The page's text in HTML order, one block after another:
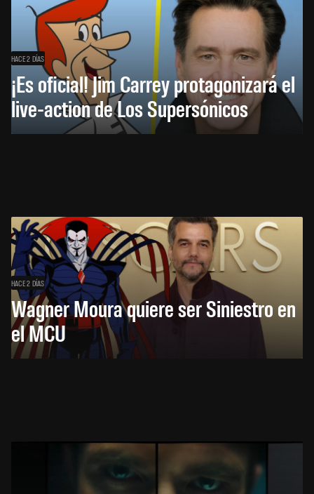
HACE 2 DÍAS
¡Es oficial! Jim Carrey protagonizará el
live-action de Los Supersónicos
HACE 2 DÍAS
Wagner Moura quiere ser Siniestro en
el MCU